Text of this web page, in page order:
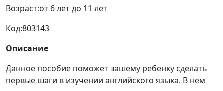
Возраст:от 6 лет до 11 лет
Код:803143
Описание
Данное пособие поможет вашему ребенку сделать
первые шаги в изучении английского языка. В нем